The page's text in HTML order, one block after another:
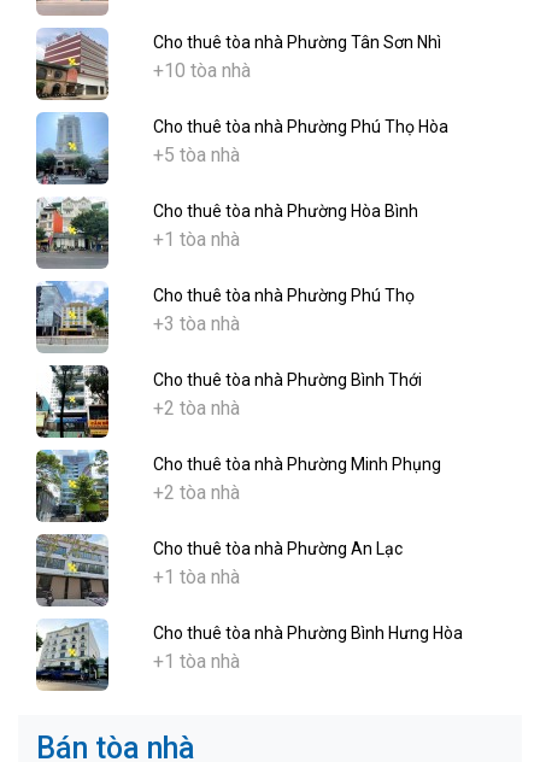
Cho thuê tòa nhà Phường Tân Sơn Nhì
+10 tòa nhà
Cho thuê tòa nhà Phường Phú Thọ Hòa
+5 tòa nhà
Cho thuê tòa nhà Phường Hòa Bình
+1 tòa nhà
Cho thuê tòa nhà Phường Phú Thọ
+3 tòa nhà
Cho thuê tòa nhà Phường Bình Thới
+2 tòa nhà
Cho thuê tòa nhà Phường Minh Phụng
+2 tòa nhà
Cho thuê tòa nhà Phường An Lạc
+1 tòa nhà
Cho thuê tòa nhà Phường Bình Hưng Hòa
+1 tòa nhà
Bán tòa nhà